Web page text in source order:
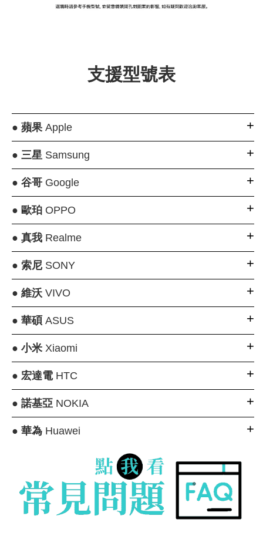
+NT$ 159
-
支援型號表
● 蘋果Apple
● 三星Samsung
● 谷哥Google
● 歐珀OPPO
● 真我Realme
● 索尼SONY
● 維沃VIVO
● 華碩 ASUS
● 小米Xiaomi
● 宏達電HTC
● 諾基亞NOKIA
● 華為Huawei